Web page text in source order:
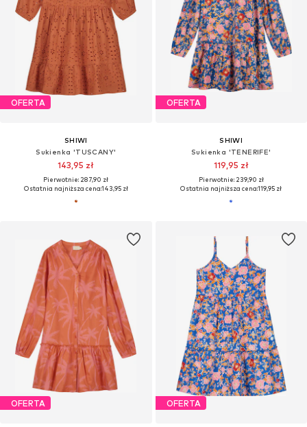
OFERTA
SHIWI
Sukienka 'TUSCANY'
143,95 zł
Pierwotnie: 287,90 zł
Ostatnia najniższa cena:143,95 zł
OFERTA
SHIWI
Sukienka 'TENERIFE'
119,95 zł
Pierwotnie: 239,90 zł
Ostatnia najniższa cena:119,95 zł
OFERTA OFERTA